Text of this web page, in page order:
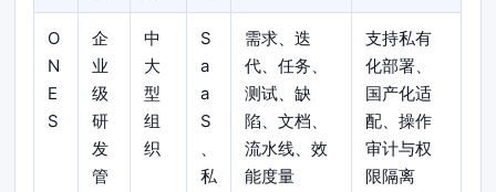
O
N
E
S
企
业
级
研
发
管
中
大
型
组
织
S
a
a
S
、
私
需求、迭
代、任务、
测试、缺
陷、文档、
流水线、效
能度量
支持私有
化部署、
国产化适
配、操作
审计与权
限隔离